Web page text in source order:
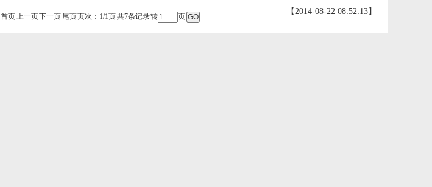
1 3
【2014-08-22 08:52:13】
首页 上一页 下一页 尾页 页次：1/1页 共7条记录 转 页